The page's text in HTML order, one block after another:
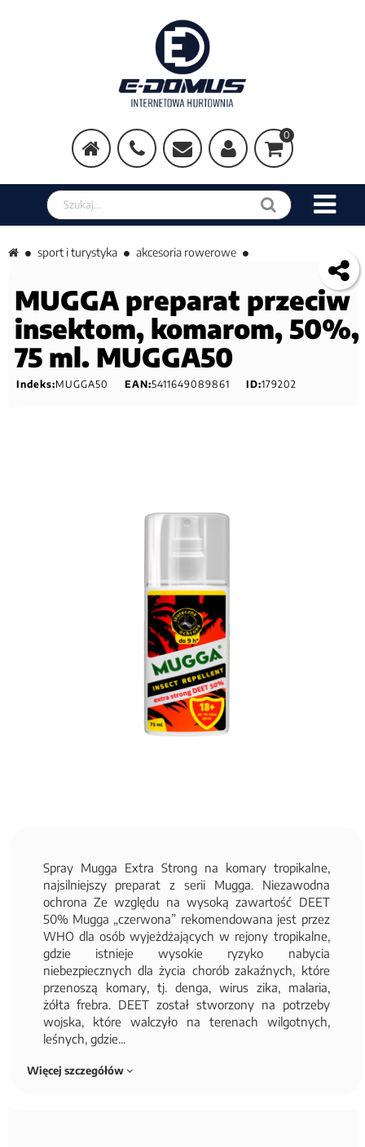
0
Szukaj w sklepie
sport i turystyka akcesoria rowerowe
MUGGA preparat przeciw
insektom, komarom, 50%,
75 ml. MUGGA50
Indeks:MUGGA50 EAN:5411649089861 ID:179202
Spray Mugga Extra Strong na komary tropikalne,
najsilniejszy preparat z serii Mugga. Niezawodna
ochrona Ze względu na wysoką zawartość DEET
50% Mugga „czerwona” rekomendowana jest przez
WHO dla osób wyjeżdżających w rejony tropikalne,
gdzie istnieje wysokie ryzyko nabycia
niebezpiecznych dla życia chorób zakaźnych, które
przenoszą komary, tj. denga, wirus zika, malaria,
żółta frebra. DEET został stworzony na potrzeby
wojska, które walczyło na terenach wilgotnych,
leśnych, gdzie...
Więcej szczegółów